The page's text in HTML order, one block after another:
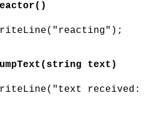
text)
received: